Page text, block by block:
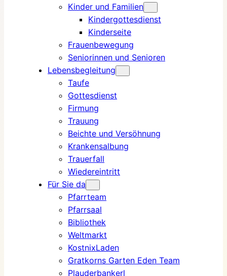
Kinder und Familien
Kindergottesdienst
Kinderseite
Frauenbewegung
Seniorinnen und Senioren
Lebensbegleitung
Taufe
Gottesdienst
Firmung
Trauung
Beichte und Versöhnung
Krankensalbung
Trauerfall
Wiedereintritt
Für Sie da
Pfarrteam
Pfarrsaal
Bibliothek
Weltmarkt
KostnixLaden
Gratkorns Garten Eden Team
Plauderbankerl